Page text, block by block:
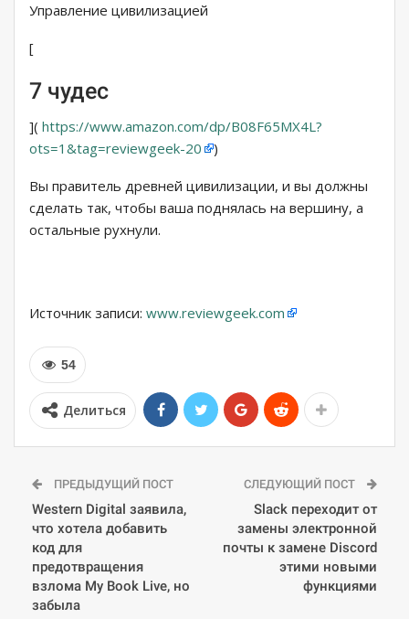
Управление цивилизацией
[
7 чудес
]( https://www.amazon.com/dp/B08F65MX4L?
ots=1&tag=reviewgeek-20
)
Вы правитель древней цивилизации, и вы должны
сделать так, чтобы ваша поднялась на вершину, а
остальные рухнули.
Источник записи: www.reviewgeek.com
54
Делиться
ПРЕДЫДУЩИЙ ПОСТ
Western Digital заявила,
что хотела добавить
код для
предотвращения
взлома My Book Live, но
забыла
СЛЕДУЮЩИЙ ПОСТ
Slack переходит от
замены электронной
почты к замене Discord
этими новыми
функциями